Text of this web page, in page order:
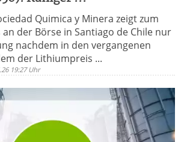
Quimica y Minera zeigt zum
der Börse in Santiago de Chile nur
nachdem in den vergangenen
der Lithiumpreis ...
19:27 Uhr